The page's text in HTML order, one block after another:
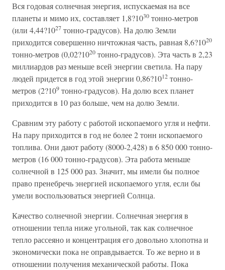
Вся годовая солнечная энергия, испускаемая на все
планеты и мимо их, составляет 1,8?1030 тонно-метров
(или 4,44?1027 тонно-градусов). На долю Земли
приходится совершенно ничтожная часть, равная 8,6?1020
тонно-метров (0,02?1020 тонно-градусов). Эта часть в 2,23
миллиардов раз меньше всей энергии светила. На пару
людей придется в год этой энергии 0,86?1012 тонно-
метров (2?109 тонно-градусов). На долю всех планет
приходится в 10 раз больше, чем на долю Земли.
Сравним эту работу с работой ископаемого угля и нефти.
На пару приходится в год не более 2 тонн ископаемого
топлива. Они дают работу (8000-2,428) в 6 850 000 тонно-
метров (16 000 тонно-градусов). Эта работа меньше
солнечной в 125 000 раз. Значит, мы имели бы полное
право пренебречь энергией ископаемого угля, если бы
умели воспользоваться энергией Солнца.
Качество солнечной энергии. Солнечная энергия в
отношении тепла ниже угольной, так как солнечное
тепло рассеяно и концентрация его довольно хлопотна и
экономически пока не оправдывается. То же верно и в
отношении получения механической работы. Пока